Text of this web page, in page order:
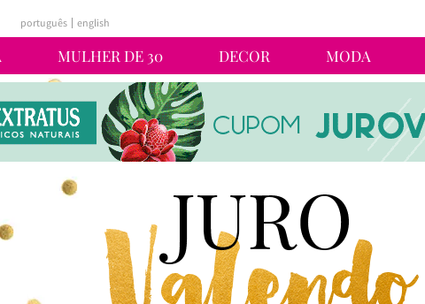
MULHER DE 30 DECOR MODA
português english